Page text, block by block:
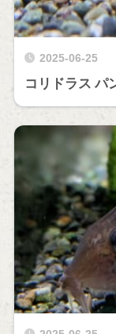
2025-06-25
コリドラス パ